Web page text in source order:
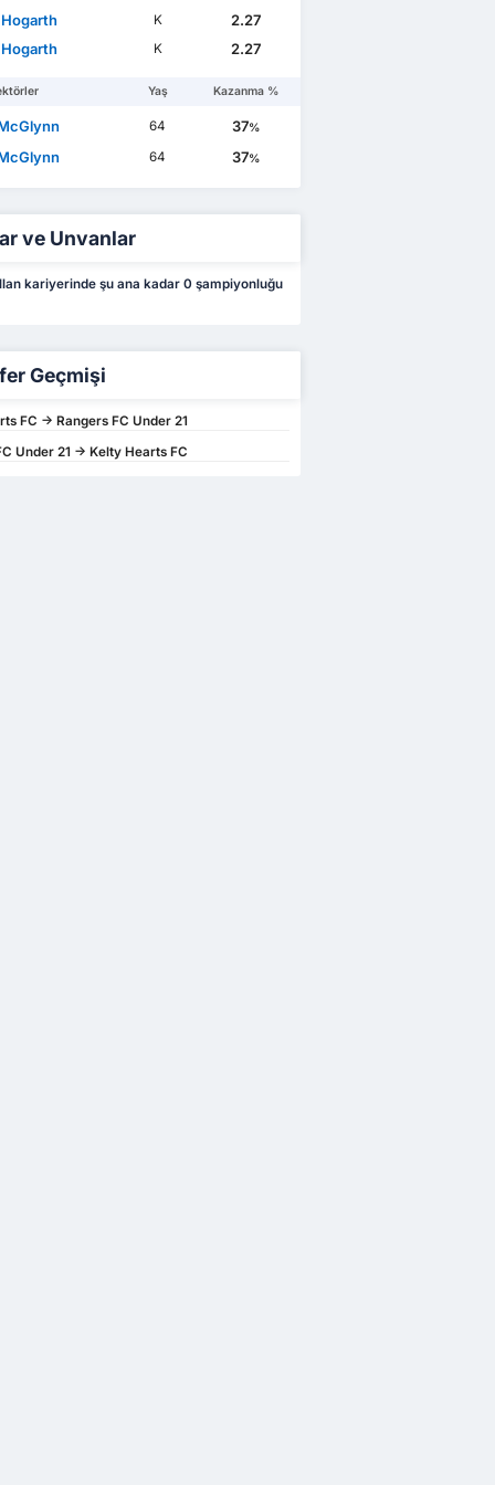
K
2.27
K 2.27
Yaş Kazanma %
64 37%
64 37%
ve Unvanlar
kariyerinde şu ana kadar 0 şampiyonluğu
Geçmişi
FC -> Rangers FC Under 21
Under 21 -> Kelty Hearts FC